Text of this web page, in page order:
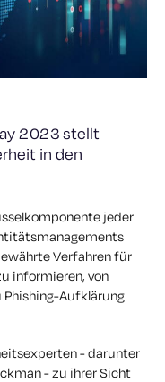
2023 stellt
in den
jeder
Verfahren für
informieren, von
Aufklärung
- darunter
- zu ihrer Sicht